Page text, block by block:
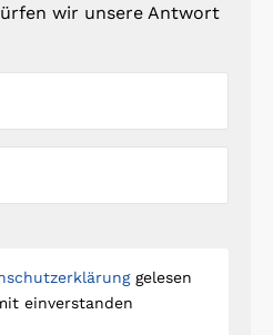
wir unsere Antwort
gelesen
einverstanden